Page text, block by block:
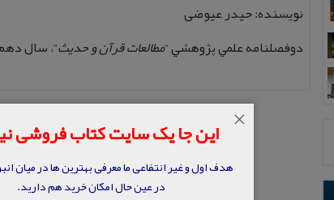
نویسنده: حیدر عیوضی
دوفصلنامه علمي پژوهشي “مطالعات قرآن و حديث“، سال دهم،
این جا یک سایت کتاب فروشی
هدف اول و غیر انتفاعی ما معرفی بهترین ها در میان
در عین حال امکان خرید هم دارید.
×